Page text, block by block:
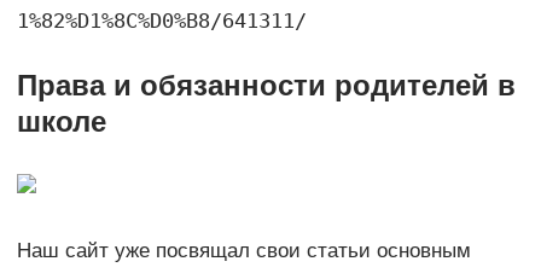
1%82%D1%8C%D0%B8/641311/
Права и обязанности родителей в
школе
Наш сайт уже посвящал свои статьи основным